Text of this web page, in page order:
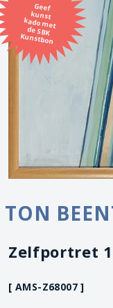
Geef
kunst
kado met
de SBK
Kunstbon
TON
Zelfportret
[ AMS-Z68007 ]